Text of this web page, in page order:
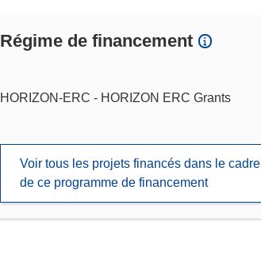
Régime de financement
HORIZON-ERC - HORIZON ERC Grants
Voir tous les projets financés dans le cadre
de ce programme de financement